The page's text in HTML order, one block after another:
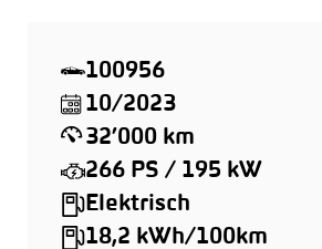
100956
10/2023
32’000 km
266 PS / 195 kW
Elektrisch
18,2 kWh/100km